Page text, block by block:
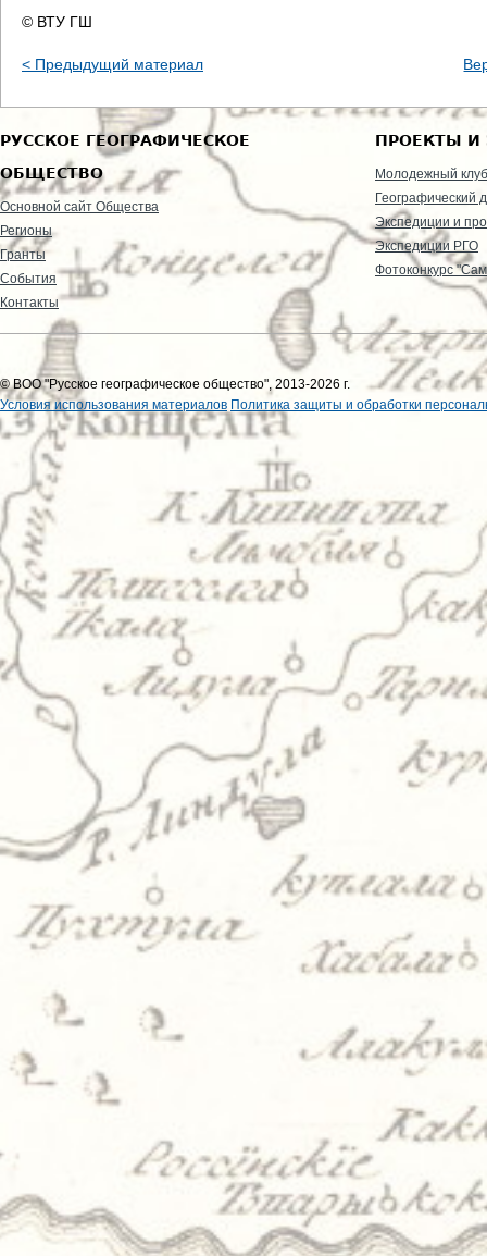
© ВТУ ГШ
< Предыдущий материал
РУССКОЕ ГЕОГРАФИЧЕСКОЕ
ОБЩЕСТВО
Основной сайт Общества
Регионы
Гранты
События
Контакты
ПРОЕКТЫ И
Молодежный клуб
Географический
Экспедиции и
Экспедиции РГО
Фотоконкурс
© ВОО "Русское географическое общество", 2013-2026 г.
Условия использования материалов Политика защиты и обработки